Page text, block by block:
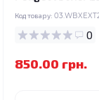
Код товару:
0
850.00 грн.